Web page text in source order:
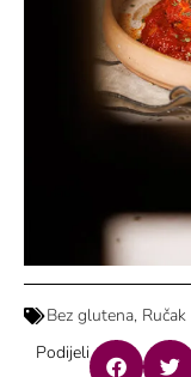
Bez glutena, Ručak
Podijeli